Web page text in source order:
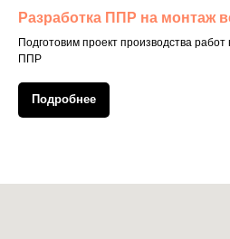
Разработка ППР на монтаж
Подготовим проект производства
ППР
Подробнее